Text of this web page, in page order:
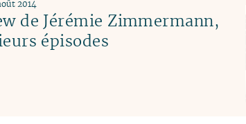
de Jérémie Zimmermann,
épisodes
2014